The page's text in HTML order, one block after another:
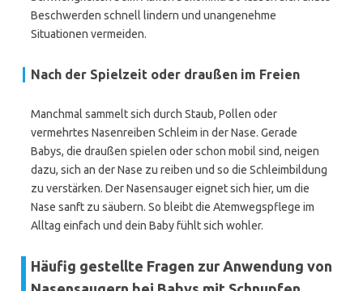
Beschwerden schnell lindern und unangenehme
Situationen vermeiden.
Nach der Spielzeit oder draußen im Freien
Manchmal sammelt sich durch Staub, Pollen oder
vermehrtes Nasenreiben Schleim in der Nase. Gerade
Babys, die draußen spielen oder schon mobil sind, neigen
dazu, sich an der Nase zu reiben und so die Schleimbildung
zu verstärken. Der Nasensauger eignet sich hier, um die
Nase sanft zu säubern. So bleibt die Atemwegspflege im
Alltag einfach und dein Baby fühlt sich wohler.
Häufig gestellte Fragen zur Anwendung von